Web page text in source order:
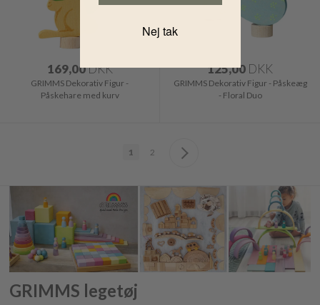
169,00DKK
GRIMMS Dekorativ Figur -
Påskehare med kurv
125,00 DKK
GRIMMS Dekorativ Figur - Påskeæg
- Floral Duo
1 2
GRIMMS legetøj
Nej tak